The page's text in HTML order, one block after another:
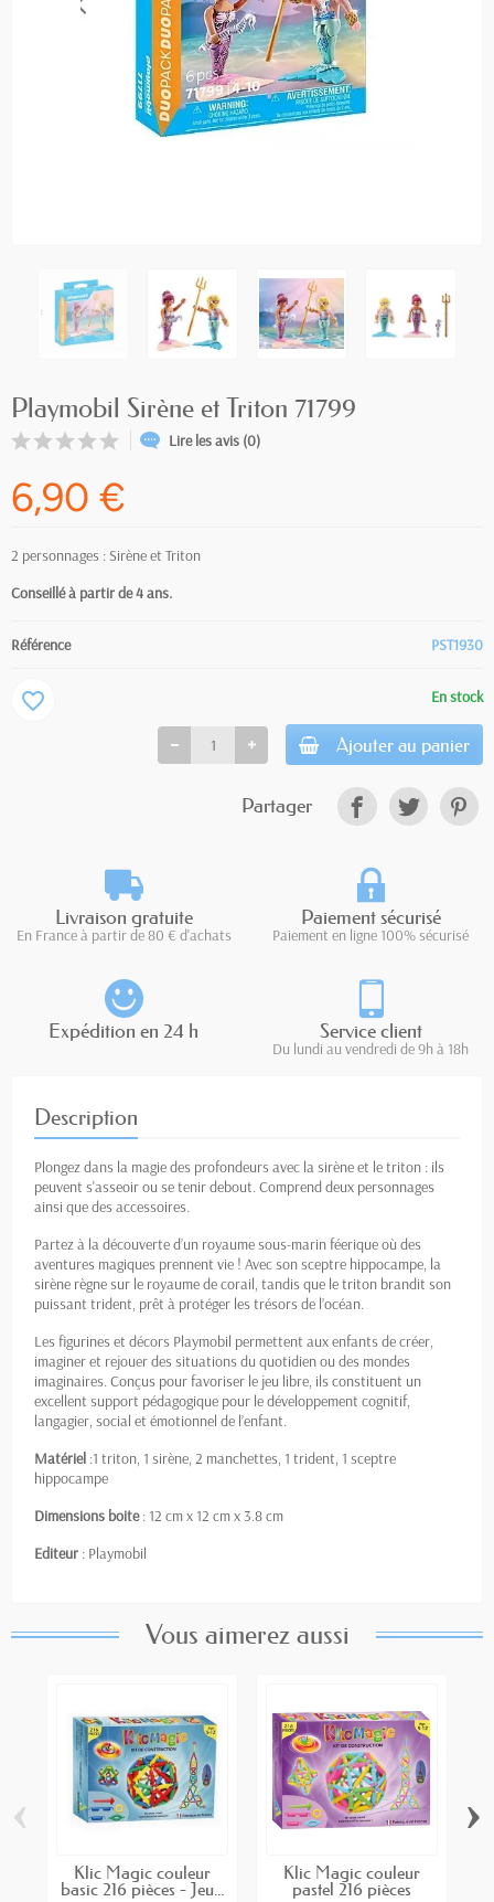
Playmobil Sirène et Triton 71799
Lire les avis (0)
6,90 €
2 personnages : Sirène et Triton
Conseillé à partir de 4 ans.
Référence PST1930
En stock
Ajouter au panier
favorite_border
Partager
Livraison gratuite
En France à partir de 80 € d'achats
Paiement sécurisé
Paiement en ligne 100% sécurisé
Expédition en 24 h Service client
Du lundi au vendredi de 9h à 18h
Description
Plongez dans la magie des profondeurs avec la sirène et le triton : ils
peuvent s'asseoir ou se tenir debout. Comprend deux personnages
ainsi que des accessoires.
Partez à la découverte d’un royaume sous-marin féerique où des
aventures magiques prennent vie ! Avec son sceptre hippocampe, la
sirène règne sur le royaume de corail, tandis que le triton brandit son
puissant trident, prêt à protéger les trésors de l’océan.
Les figurines et décors Playmobil permettent aux enfants de créer,
imaginer et rejouer des situations du quotidien ou des mondes
imaginaires. Conçus pour favoriser le jeu libre, ils constituent un
excellent support pédagogique pour le développement cognitif,
langagier, social et émotionnel de l’enfant.
Matériel :1 triton, 1 sirène, 2 manchettes, 1 trident, 1 sceptre
hippocampe
Dimensions boite: 12 cm x 12 cm x 3.8 cm
Editeur : Playmobil
Vous aimerez aussi
Klic Magic couleur
basic 216 pièces - Jeu...
Klic Magic couleur
pastel 216 pièces
‹ ›